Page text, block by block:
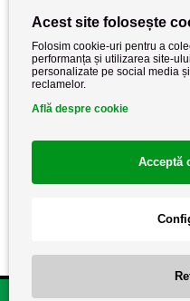
Politica de cookie
Acest site folosește
Folosim cookie-uri pentru a
performanța și utilizarea site-
personalizate pe social media
reclamelor.
Află despre cookie
Acceptă